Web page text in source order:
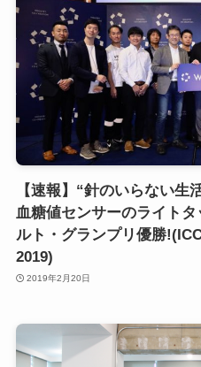
【速報】“針のいらない
血糖値センサーのライト
ルト・グランプリ優勝
2019)
2019年2月20日